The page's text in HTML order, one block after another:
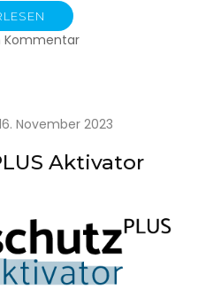
Kommentarzu
Schlacht
im
Netz
November 2023
Aktivator